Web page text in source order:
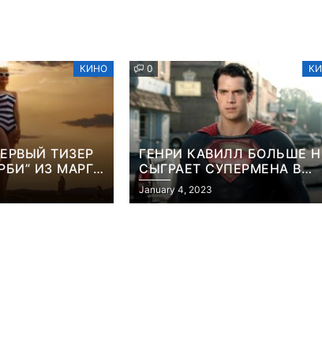
КИНО
ТИЗЕР
ИЗ МАРГО
0
ГЕНРИ КАВИЛЛ БОЛЬШЕ
СЫГРАЕТ СУПЕРМЕНА В
ФИЛЬМЕ ДЖЕЙМСА ГАННА
January 4, 2023